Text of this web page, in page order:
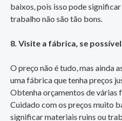
baixos, pois isso pode
trabalho não são tão bons.
8. Visite a fábrica, se
O preço não é tudo, mas ainda
uma fábrica que tenha preços
Obtenha orçamentos de várias
Cuidado com os preços muito
significar materiais ruins ou